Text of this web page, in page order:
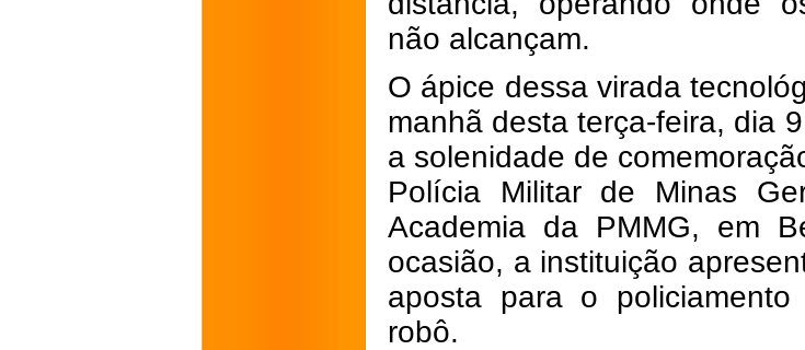
não alcançam.
O ápice dessa virada
manhã desta terça-feira, dia
a solenidade de
Polícia Militar de Minas
Academia da PMMG, em
ocasião, a instituição
aposta para o
robô.